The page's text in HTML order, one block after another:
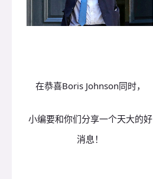
在恭喜Boris Johnson同时，
小编要和你们分享一个天大的好
消息！